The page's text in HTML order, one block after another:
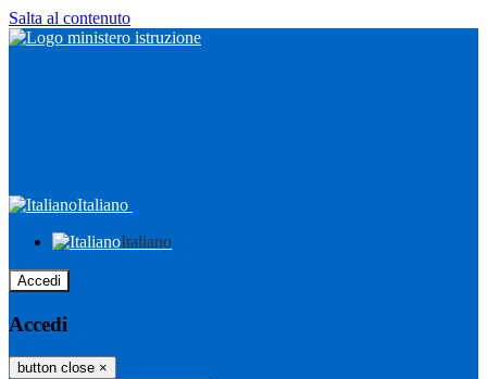
Salta al contenuto
Italiano
Italiano
Accedi
Accedi
button close ×